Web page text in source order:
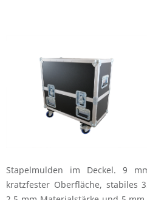
Stapelmulden im Deckel. 9
kratzfester Oberfläche, stabiles